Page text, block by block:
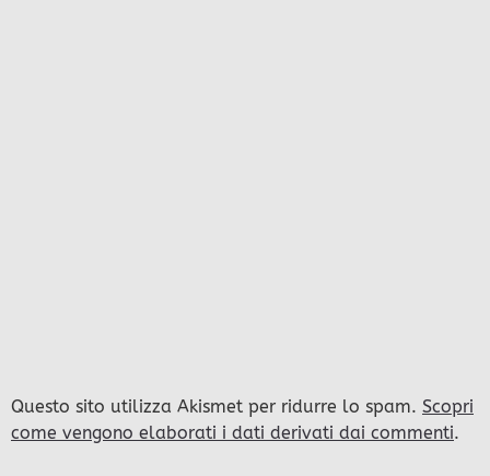
Questo sito utilizza Akismet per ridurre lo spam. Scopri
come vengono elaborati i dati derivati dai commenti.